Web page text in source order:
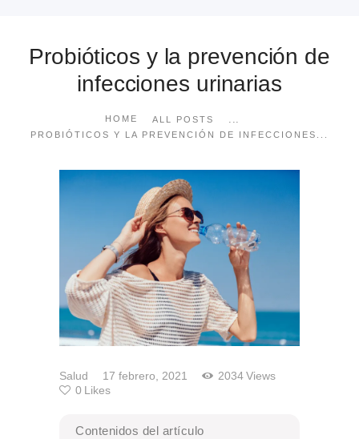
Probióticos y la prevención de
infecciones urinarias
HOME ALL POSTS ...
PROBIÓTICOS Y LA PREVENCIÓN DE INFECCIONES...
Salud 17 febrero, 2021 2034Views
0 Likes
Contenidos del artículo